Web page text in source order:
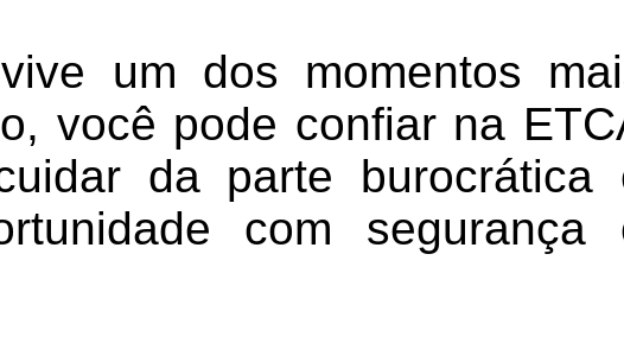
um dos momentos
você pode confiar na
da parte burocrática
com segurança